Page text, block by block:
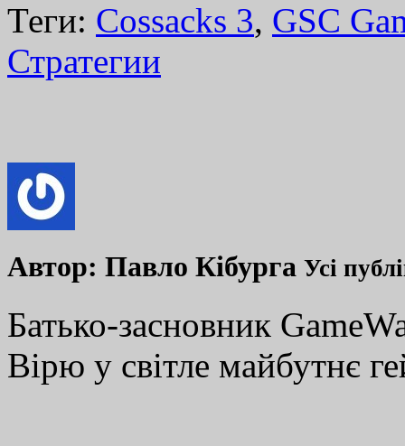
Теги: Cossacks 3, GSC
Стратегии
Автор: Павло Кібурга Усі
Батько-засновник
Вірю у світле майбутнє